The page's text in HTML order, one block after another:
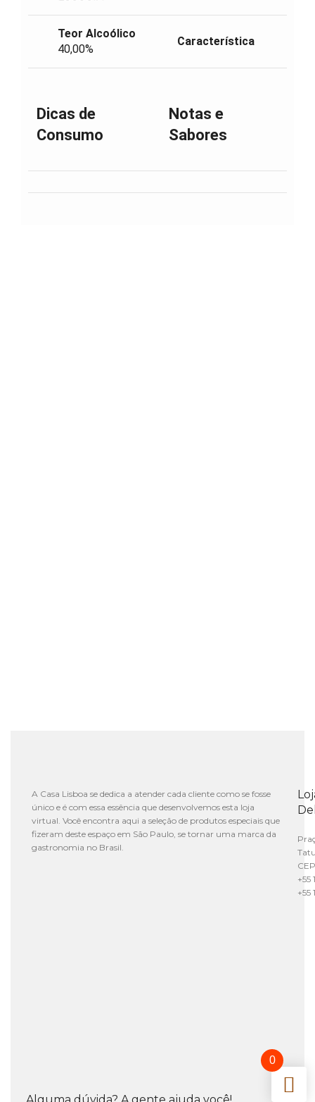
Teor Alcoólico
40,00%
Característica
Dicas de
Consumo
Notas e
Sabores
A Casa Lisboa se dedica a atender cada cliente como se fosse
único e é com essa essência que desenvolvemos esta loja
virtual. Você encontra aqui a seleção de produtos especiais que
fizeram deste espaço em São Paulo, se tornar uma marca da
gastronomia no Brasil.
+55
+55
0